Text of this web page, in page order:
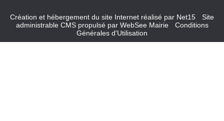
Création et hébergement du site Internet réalisé par Net15
Site
administrable CMS propulsé par WebSee Mairie- Conditions
Générales d'Utilisation